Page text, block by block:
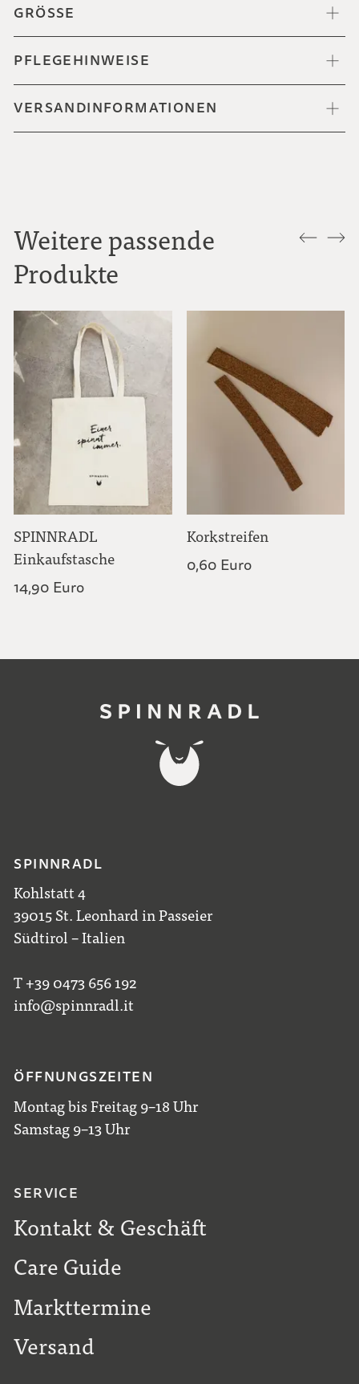
GRÖSSE
PFLEGEHINWEISE
VERSANDINFORMATIONEN
Weitere passende
Produkte
SPINNRADL
Einkaufstasche
14,90 Euro
Korkstreifen
0,60 Euro
SPINNRADL
Kohlstatt 4
39015 St. Leonhard in Passeier
Südtirol – Italien
T +39 0473 656 192
info@spinnradl.it
ÖFFNUNGSZEITEN
Montag bis Freitag 9–18 Uhr
Samstag 9–13 Uhr
SERVICE
Kontakt & Geschäft
Care Guide
Markttermine
Versand